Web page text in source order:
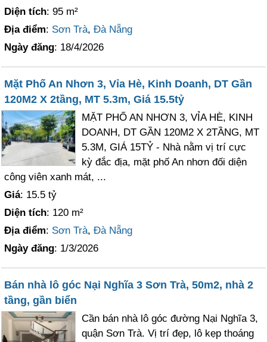
Diện tích: 95 m²
Địa điểm: Sơn Trà,Đà Nẵng
Ngày đăng: 18/4/2026
Mặt Phố An Nhơn 3, Vỉa Hè, Kinh Doanh, DT Gần
120M2 X 2tầng, MT 5.3m, Giá 15.5tỷ
MẶT PHỐ AN NHƠN 3, VỈA HÈ, KINH
DOANH, DT GẦN 120M2 X 2TẦNG, MT
5.3M, GIÁ 15TỶ - Nhà nằm vị trí cực
kỳ đắc địa, mặt phố An nhơn đối diện
công viên xanh mát, ...
Giá: 15.5 tỷ
Diện tích: 120 m²
Địa điểm: Sơn Trà,Đà Nẵng
Ngày đăng: 1/3/2026
Bán nhà lô góc Nại Nghĩa 3 Sơn Trà, 50m2, nhà 2
tầng, gần biển
Cần bán nhà lô góc đường Nại Nghĩa 3,
quận Sơn Trà. Vị trí đẹp, lô kẹp thoáng